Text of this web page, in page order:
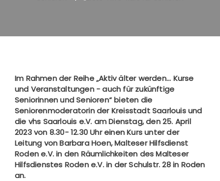
Im Rahmen der Reihe „Aktiv älter werden... Kurse
und Veranstaltungen - auch für zukünftige
Seniorinnen und Senioren“ bieten die
Seniorenmoderatorin der Kreisstadt Saarlouis und
die vhs Saarlouis e.V. am Dienstag, den 25. April
2023 von 8.30- 12.30 Uhr einen Kurs unter der
Leitung von Barbara Hoen, Malteser Hilfsdienst
Roden e.V. in den Räumlichkeiten des Malteser
Hilfsdienstes Roden e.V. in der Schulstr. 28 in Roden
an.